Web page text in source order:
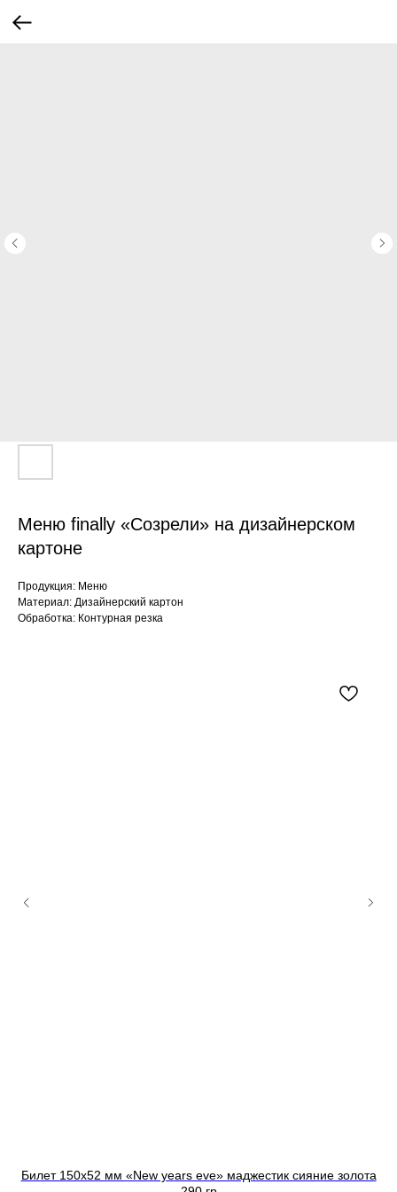
Меню finally «Созрели» на дизайнерском
картоне
Продукция: Меню
Материал: Дизайнерский картон
Обработка: Контурная резка
Билет 150х52 мм «New years eve» маджестик сияние золота